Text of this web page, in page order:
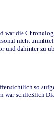
die
nicht
dahinter zu
so
war schließlich